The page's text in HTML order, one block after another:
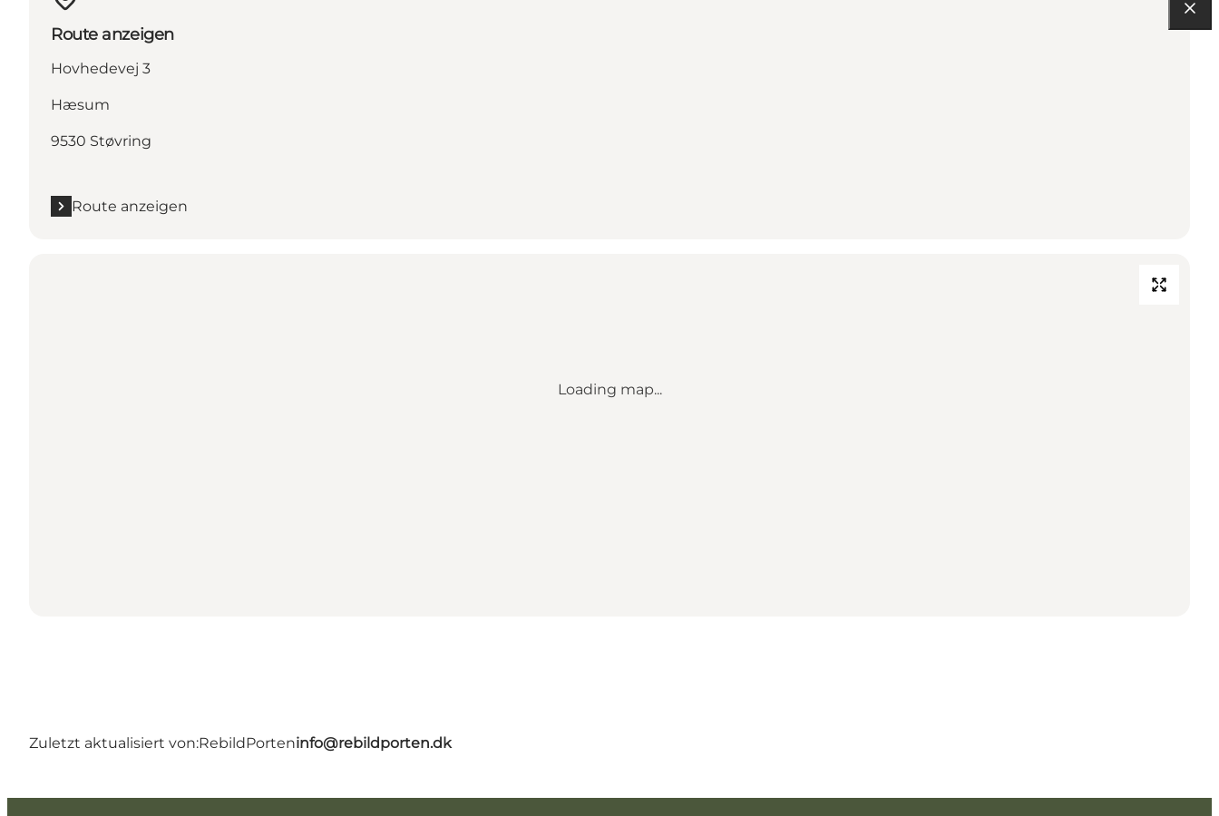
Route anzeigen
Hovhedevej 3
Hæsum
9530 Støvring
Route anzeigen
Loading map...
Zuletzt aktualisiert von:RebildPorteninfo@rebildporten.dk